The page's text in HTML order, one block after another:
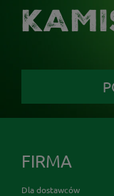
FIRMA
Dla dostawców